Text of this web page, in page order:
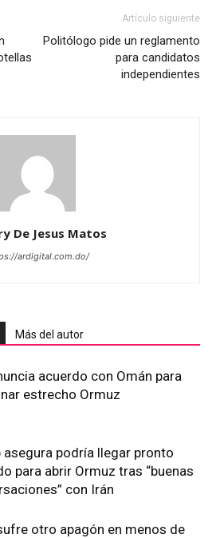
Artículo siguiente
Politólogo pide un reglamento
para candidatos
independientes
De Jesus Matos
ardigital.com.do/
Más del autor
acuerdo con Omán para
estrecho Ormuz
asegura podría llegar pronto
para abrir Ormuz tras “buenas
con Irán
otro apagón en menos de